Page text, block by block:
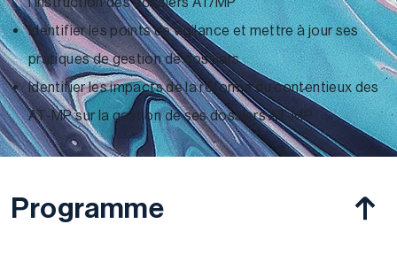
Identifier les points de vigilance et mettre à jour ses
pratiques de gestion de dossiers
Identifier les impacts de la réforme du contentieux des
AT-MP sur la gestion de ses dossiers AT-MP
Programme